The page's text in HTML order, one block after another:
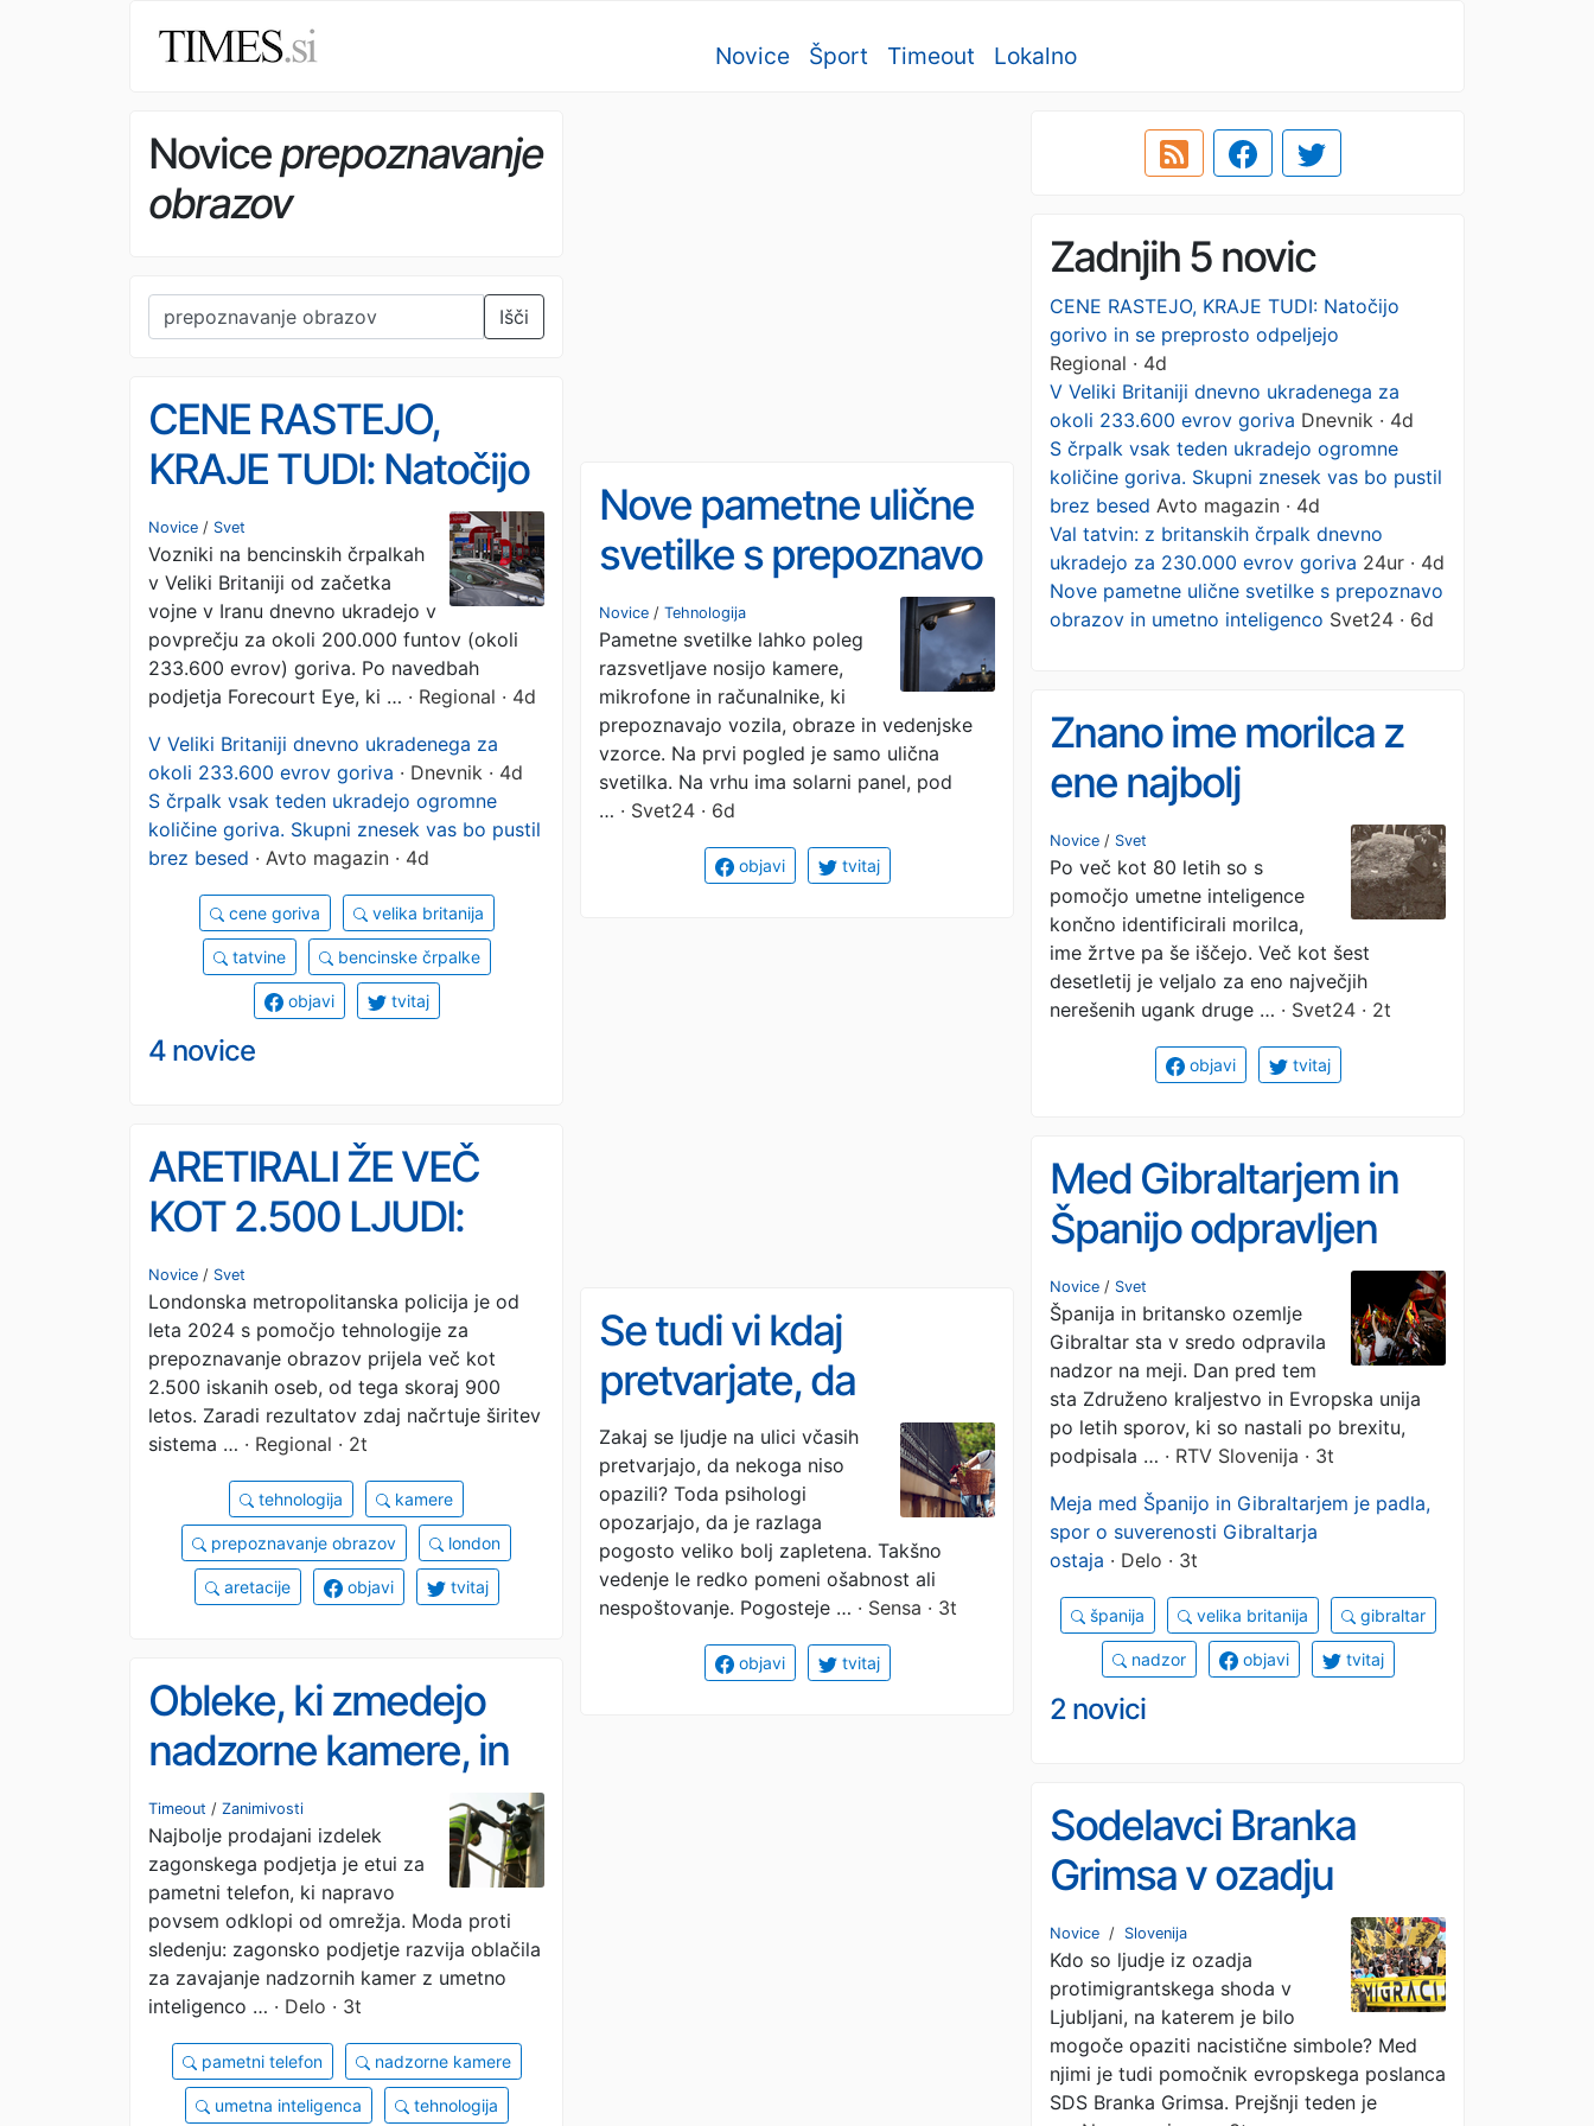
Novice Šport Timeout Lokalno
Noviceprepoznavanje
obrazov
Išči
Zadnjih 5 novic
CENE RASTEJO, KRAJE TUDI: Natočijo
gorivo in se preprosto odpeljejo
Regional · 4d
V Veliki Britaniji dnevno ukradenega za
okoli 233.600 evrov goriva Dnevnik · 4d
S črpalk vsak teden ukradejo ogromne
količine goriva. Skupni znesek vas bo pustil
brez besed Avto magazin · 4d
Val tatvin: z britanskih črpalk dnevno
ukradejo za 230.000 evrov goriva 24ur · 4d
Nove pametne ulične svetilke s prepoznavo
obrazov in umetno inteligenco Svet24 · 6d
CENE RASTEJO,
KRAJE TUDI: Natočijo
gorivo in se preprosto
odpeljejo
Novice / Svet
Vozniki na bencinskih črpalkah
v Veliki Britaniji od začetka
vojne v Iranu dnevno ukradejo v
povprečju za okoli 200.000 funtov (okoli
233.600 evrov) goriva. Po navedbah
podjetja Forecourt Eye, ki … · Regional · 4d
V Veliki Britaniji dnevno ukradenega za
okoli 233.600 evrov goriva · Dnevnik · 4d
S črpalk vsak teden ukradejo ogromne
količine goriva. Skupni znesek vas bo pustil
brez besed · Avto magazin · 4d
cene goriva velika britanija
tatvine bencinske črpalke
objavi tvitaj
4 novice
Nove pametne ulične
svetilke s prepoznavo
obrazov in umetno
inteligenco
Novice / Tehnologija
Pametne svetilke lahko poleg
razsvetljave nosijo kamere,
mikrofone in računalnike, ki
prepoznavajo vozila, obraze in vedenjske
vzorce. Na prvi pogled je samo ulična
svetilka. Na vrhu ima solarni panel, pod
… · Svet24 · 6d
objavi tvitaj
Znano ime morilca z
ene najbolj
pretresljivih fotografij
holokavsta
Novice / Svet
Po več kot 80 letih so s
pomočjo umetne inteligence
končno identificirali morilca,
ime žrtve pa še iščejo. Več kot šest
desetletij je veljalo za eno največjih
nerešenih ugank druge … · Svet24 · 2t
objavi tvitaj
ARETIRALI ŽE VEČ
KOT 2.500 LJUDI:
Odkrivajo jih s
kamerami za
prepoznavanje
obrazov (VIDEO)
Novice / Svet
Londonska metropolitanska policija je od
leta 2024 s pomočjo tehnologije za
prepoznavanje obrazov prijela več kot
2.500 iskanih oseb, od tega skoraj 900
letos. Zaradi rezultatov zdaj načrtuje širitev
sistema … · Regional · 2t
tehnologija kamere
prepoznavanje obrazov london
aretacije objavi tvitaj
Med Gibraltarjem in
Španijo odpravljen
nadzor na mejah
Novice / Svet
Španija in britansko ozemlje
Gibraltar sta v sredo odpravila
nadzor na meji. Dan pred tem
sta Združeno kraljestvo in Evropska unija
po letih sporov, ki so nastali po brexitu,
podpisala … · RTV Slovenija · 3t
Meja med Španijo in Gibraltarjem je padla,
spor o suverenosti Gibraltarja
ostaja · Delo · 3t
španija velika britanija gibraltar
nadzor objavi tvitaj
2 novici
Se tudi vi kdaj
pretvarjate, da
nekoga niste opazili?
Psihologi pojasnjujejo,
kaj lahko to razkriva o
človeku
Zakaj se ljudje na ulici včasih
pretvarjajo, da nekoga niso
opazili? Toda psihologi
opozarjajo, da je razlaga
pogosto veliko bolj zapletena. Takšno
vedenje le redko pomeni ošabnost ali
nespoštovanje. Pogosteje … · Sensa · 3t
objavi tvitaj
Obleke, ki zmedejo
nadzorne kamere, in
onemogočajo
sledenje
Timeout / Zanimivosti
Najbolje prodajani izdelek
zagonskega podjetja je etui za
pametni telefon, ki napravo
povsem odklopi od omrežja. Moda proti
sledenju: zagonsko podjetje razvija oblačila
za zavajanje nadzornih kamer z umetno
inteligenco … · Delo · 3t
pametni telefon nadzorne kamere
umetna inteligenca tehnologija
Sodelavci Branka
Grimsa v ozadju
shoda skrajne
desnice v Ljubljani
#foto
Novice / Slovenija
Kdo so ljudje iz ozadja
protimigrantskega shoda v
Ljubljani, na katerem je bilo
mogoče opaziti nacistične simbole? Med
njimi je tudi pomočnik evropskega poslanca
SDS Branka Grimsa. Prejšnji teden je